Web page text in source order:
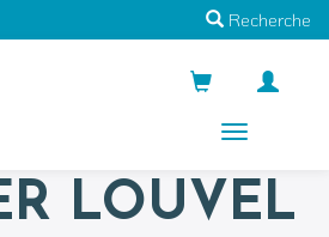
Recherche
Menus
LOUVEL